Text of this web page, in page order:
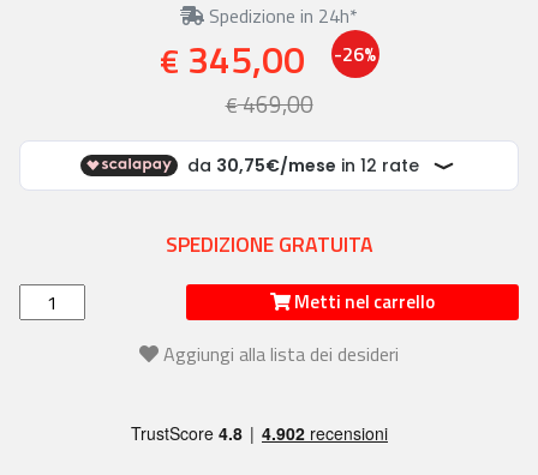
Spedizione in 24h*
€ 345,00 -26%
€469,00
SPEDIZIONE GRATUITA
Metti nel carrello
Aggiungi alla lista dei desideri